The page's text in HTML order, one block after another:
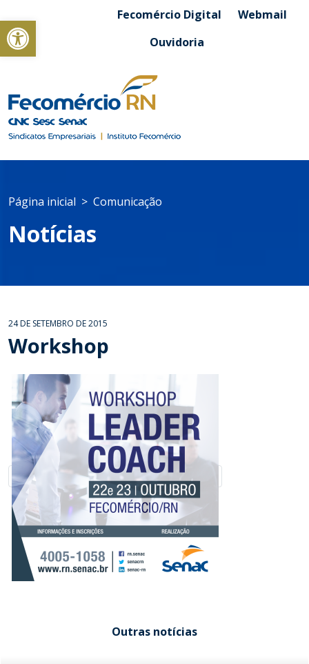
Abrir a barra de ferramentasFecomércio Digital
Webmail
Ouvidoria
Página inicial Comunicação
Notícias
24 DE SETEMBRO DE 2015
Workshop
Outras notícias